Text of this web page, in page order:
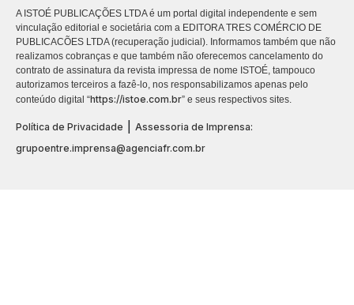
A ISTOÉ PUBLICAÇÕES LTDA é um portal digital independente e sem
vinculação editorial e societária com a EDITORA TRES COMÉRCIO DE
PUBLICACÕES LTDA (recuperação judicial). Informamos também que não
realizamos cobranças e que também não oferecemos cancelamento do
contrato de assinatura da revista impressa de nome ISTOÉ, tampouco
autorizamos terceiros a fazê-lo, nos responsabilizamos apenas pelo
conteúdo digital “https://istoe.com.br” e seus respectivos sites.
Política de Privacidade
Assessoria de Imprensa:
grupoentre.imprensa@agenciafr.com.br